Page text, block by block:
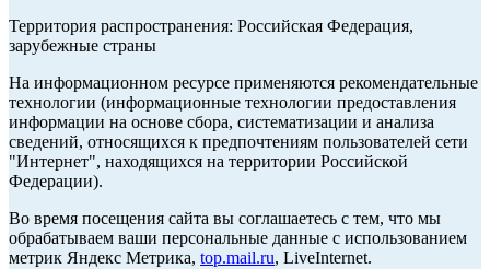
Территория распространения: Российская Федерация,
зарубежные страны
На информационном ресурсе применяются рекомендательные
технологии (информационные технологии предоставления
информации на основе сбора, систематизации и анализа
сведений, относящихся к предпочтениям пользователей сети
"Интернет", находящихся на территории Российской
Федерации).
Во время посещения сайта вы соглашаетесь с тем, что мы
обрабатываем ваши персональные данные с использованием
метрик Яндекс Метрика, top.mail.ru, LiveInternet.